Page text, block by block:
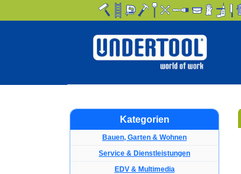
Kategorien
Bauen, Garten & Wohnen
Service & Dienstleistungen
EDV & Multimedia